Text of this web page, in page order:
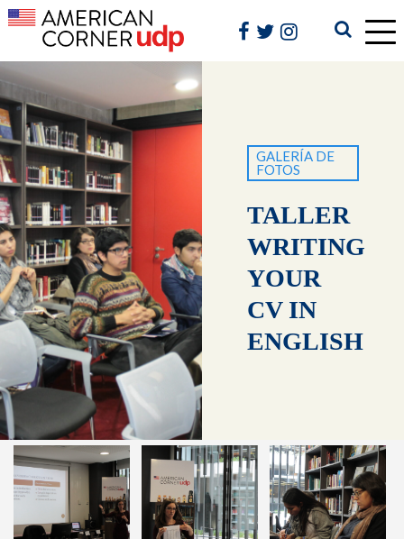
GALERÍA DE
FOTOS
TALLER
WRITING
YOUR
CV IN
ENGLISH